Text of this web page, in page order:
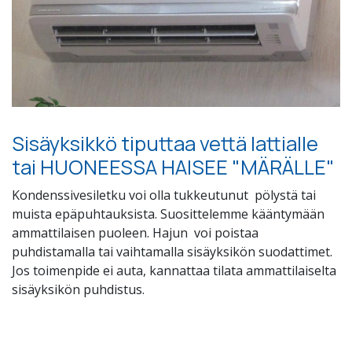
Sisäyksikkö tiputtaa vettä lattialle
tai HUONEESSA HAISEE "MÄRÄLLE"
Kondenssivesiletku voi olla tukkeutunut pölystä tai
muista epäpuhtauksista. Suosittelemme kääntymään
ammattilaisen puoleen. Hajun voi poistaa
puhdistamalla tai vaihtamalla sisäyksikön suodattimet.
Jos toimenpide ei auta, kannattaa tilata ammattilaiselta
sisäyksikön puhdistus.